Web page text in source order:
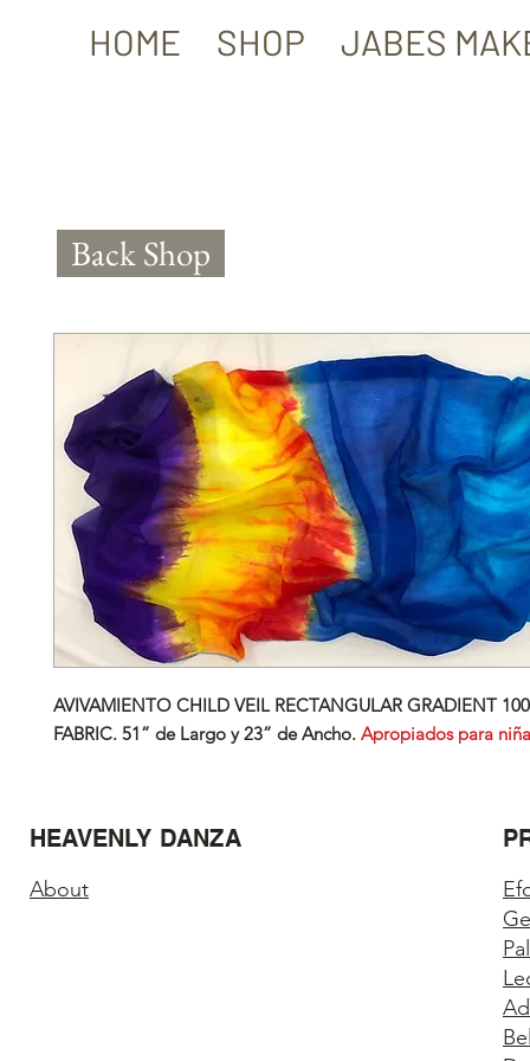
HOME SHOP JABES
Back Shop
AVIVAMIENTO CHILD VEIL RECTANGULAR GRADIENT
FABRIC. 51” de Largo y 23” de Ancho. Apropiados para
HEAVENLY DANZA
About